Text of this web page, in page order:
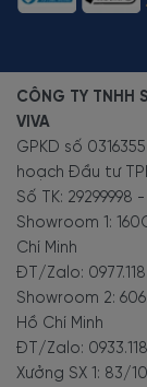
CÔNG TY TNHH
VIVA
GPKD số
hoạch Đầu tư
Số TK:
Showroom 1:
Chí Minh
ĐT/Zalo:
Showroom 2:
Hồ Chí Minh
ĐT/Zalo:
Xưởng SX 1: 83/